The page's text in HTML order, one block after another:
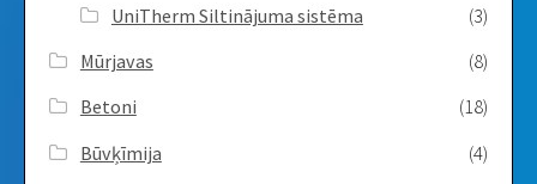
UniTherm Siltinājuma sistēma
(3)
Mūrjavas
(8)
Betoni
(18)
Būvķīmija
(4)